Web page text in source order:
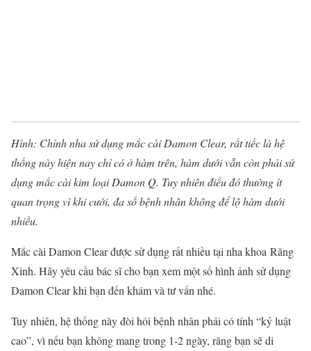
Hình: Chỉnh nhasử dụng mắc cài Damon Clear, rất tiếc là hệ
thống này hiện nay chỉ có ở hàm trên, hàm dưới vẫn còn phải sử
dụng mắc cài kim loại Damon Q. Tuy nhiên điều đó thường ít
quan trọng vì khi cười, đa số bệnh nhân không để lộ hàm dưới
nhiều.
Mắc cài Damon Clear được sử dụng rất nhiều tại nha khoa Răng
Xinh. Hãy yêu cầu bác sĩ cho bạn xem một số hình ảnh sử dụng
Damon Clear khi bạn đến khám và tư vấn nhé.
Tuy nhiên, hệ thống này đòi hỏi bệnh nhân phải có tính “kỷ luật
cao”, vì nếu bạn không mang trong 1-2 ngày, răng bạn sẽ di